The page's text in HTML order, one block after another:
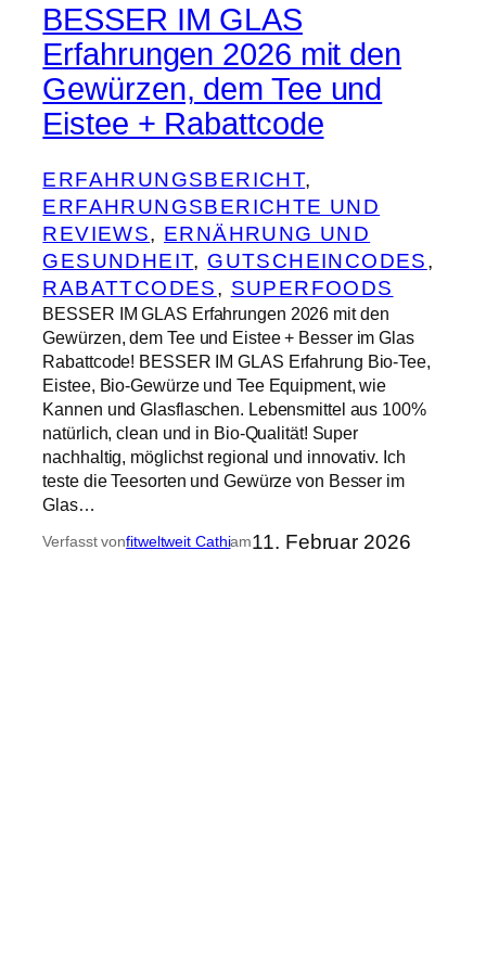
BESSER IM GLAS
Erfahrungen 2026 mit den
Gewürzen, dem Tee und
Eistee + Rabattcode
ERFAHRUNGSBERICHT
ERFAHRUNGSBERICHTE UND
REVIEWS, ERNÄHRUNG UND
GESUNDHEIT, GUTSCHEINCODES
RABATTCODES, SUPERFOODS
BESSER IM GLAS Erfahrungen 2026 mit den
Gewürzen, dem Tee und Eistee + Besser im Glas
Rabattcode! BESSER IM GLAS Erfahrung Bio-Tee,
Eistee, Bio-Gewürze und Tee Equipment, wie
Kannen und Glasflaschen. Lebensmittel aus 100%
natürlich, clean und in Bio-Qualität! Super
nachhaltig, möglichst regional und innovativ. Ich
teste die Teesorten und Gewürze von Besser im
Glas…
Verfasst vonfitweltweit Cathiam11. Februar 2026